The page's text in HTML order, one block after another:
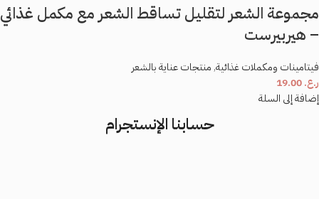
مجموعة الشعر لتقليل تساقط الشعر مع مكمل غذائي
– هيربيرست
فيتامينات ومكملات غذائية, منتجات عناية بالشعر
ر.ع.
إضافة إلى السلة
حسابنا الإنستجرام